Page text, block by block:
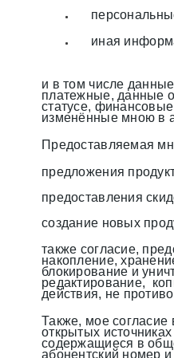
иная
и в том числе
платежные, данные
статусе,
изменённые мною в
Предоставляемая
предложения
предоставления
создание новых
также согласие,
накопление,
блокирование и
редактирование,
действия, не
Также, мое
открытых
содержащиеся в
абонентский номер